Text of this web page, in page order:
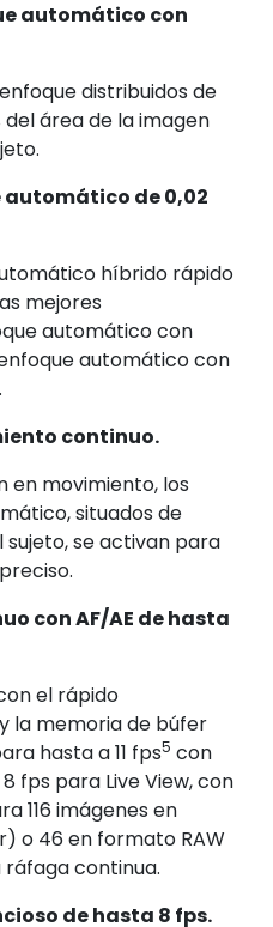
automático con
distribuidos de
área de la imagen
de 0,02
híbrido rápido
mejores
automático con
automático con
continuo.
en movimiento, los
situados de
se activan para
con AF/AE de hasta
el rápido
la memoria de búfer
hasta a 11 fps5 con
fps para Live View, con
116 imágenes en
o 46 en formato RAW
continua.
de hasta 8 fps.